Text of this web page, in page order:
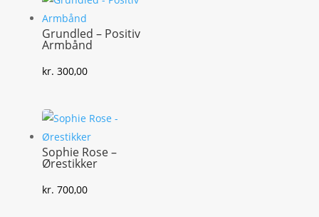
Grundled – Positiv
Armbånd
kr. 300,00
Sophie Rose –
Ørestikker
kr. 700,00